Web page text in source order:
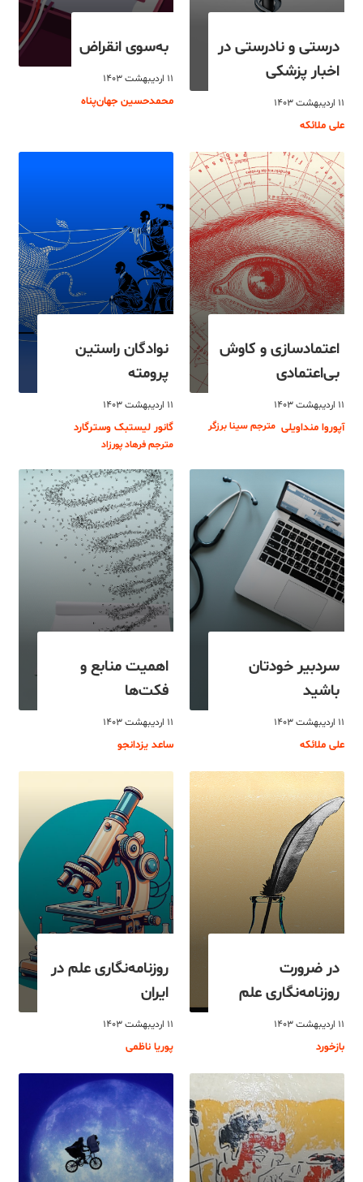
درستی و نادرستی در
اخبار پزشکی
۱۱ اردیبهشت ۱۴۰۳
علی ملائکه
به‌سوی انقراض
۱۱ اردیبهشت ۱۴۰۳
محمدحسین جهان‌پناه
اعتمادسازی و کاوش
بی‌اعتمادی
۱۱ اردیبهشت ۱۴۰۳
آپوروا منداویلی مترجم سینا برزگر
نوادگان راستین
پرومته
۱۱ اردیبهشت ۱۴۰۳
گانور لیستبک وسترگارد
مترجم فرهاد پورزاد
سردبیر خودتان
باشید
۱۱ اردیبهشت ۱۴۰۳
علی ملائکه
اهمیت منابع و
فکت‌ها
۱۱ اردیبهشت ۱۴۰۳
ساعد یزدانجو
در ضرورت
روزنامه‌نگاری علم
۱۱ اردیبهشت ۱۴۰۳
بازخورد
روزنامه‌نگاری علم در
ایران
۱۱ اردیبهشت ۱۴۰۳
پوریا ناظمی